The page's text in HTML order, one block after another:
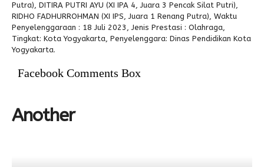
Putra), DITIRA PUTRI AYU (XI IPA 4, Juara 3 Pencak Silat Putri),
RIDHO FADHURROHMAN (XI IPS, Juara 1 Renang Putra), Waktu
Penyelenggaraan : 18 Juli 2023, Jenis Prestasi : Olahraga,
Tingkat: Kota Yogyakarta, Penyelenggara: Dinas Pendidikan Kota
Yogyakarta.
Facebook Comments Box
Another